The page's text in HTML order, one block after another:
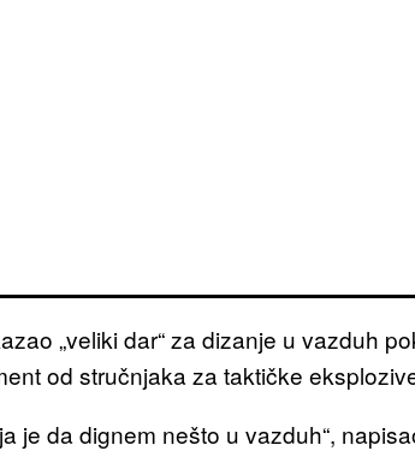
„veliki dar“ za dizanje u vazduh
od stručnjaka za taktičke
je da dignem nešto u vazduh“,